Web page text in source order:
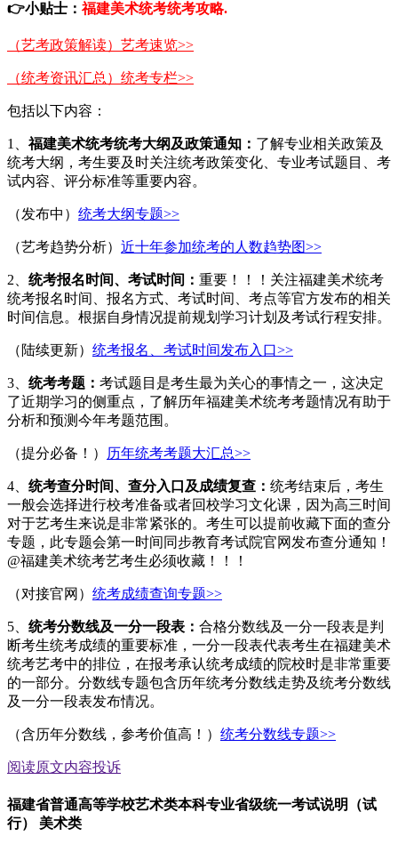
👉小贴士：福建美术统考统考攻略.
（艺考政策解读）艺考速览>>
（统考资讯汇总）统考专栏>>
包括以下内容：
1、福建美术统考统考大纲及政策通知： 了解专业相关政策及
统考大纲，考生要及时关注统考政策变化、专业考试题目、考
试内容、评分标准等重要内容。
（发布中） 统考大纲专题>>
（艺考趋势分析） 近十年参加统考的人数趋势图>>
2、 统考报名时间、考试时间： 重要！！！关注福建美术统考
统考报名时间、报名方式、考试时间、考点等官方发布的相关
时间信息。根据自身情况提前规划学习计划及考试行程安排。
（陆续更新） 统考报名、考试时间发布入口>>
3、 统考考题： 考试题目是考生最为关心的事情之一，这决定
了近期学习的侧重点，了解历年福建美术统考考题情况有助于
分析和预测今年考题范围。
（提分必备！） 历年统考考题大汇总>>
4、 统考查分时间、查分入口及成绩复查： 统考结束后，考生
一般会选择进行校考准备或者回校学习文化课，因为高三时间
对于艺考生来说是非常紧张的。考生可以提前收藏下面的查分
专题，此专题会第一时间同步教育考试院官网发布查分通知！
@福建美术统考艺考生必须收藏！！！
（对接官网） 统考成绩查询专题>>
5、 统考分数线及一分一段表： 合格分数线及一分一段表是判
断考生统考成绩的重要标准，一分一段表代表考生在福建美术
统考艺考中的排位，在报考承认统考成绩的院校时是非常重要
的一部分。分数线专题包含历年统考分数线走势及统考分数线
及一分一段表发布情况。
（含历年分数线，参考价值高！） 统考分数线专题>>
阅读原文内容投诉
福建省普通高等学校艺术类本科专业省级统一考试说明（试
行） 美术类